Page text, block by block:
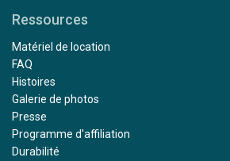
Ressources
Matériel de location
FAQ
Histoires
Galerie de photos
Presse
Programme d'affiliation
Durabilité